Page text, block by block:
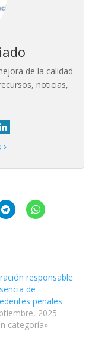
de la calidad
noticias,
responsable
de
penales
2025
categoría»